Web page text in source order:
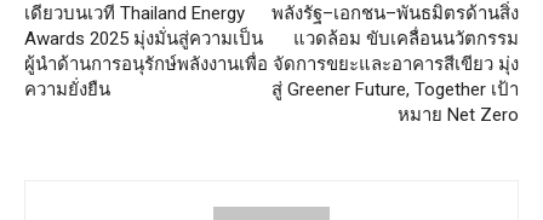
เดียวบนเวที Thailand Energy
Awards 2025 มุ่งมั่นสู่ความเป็น
ผู้นำด้านการอนุรักษ์พลังงานเพื่อ
ความยั่งยืน
พลังรัฐ–เอกชน–พันธมิตรด้านสิ่ง
แวดล้อม ขับเคลื่อนนวัตกรรม
จัดการขยะและอาคารสีเขียว มุ่ง
สู่ Greener Future, Together เป้า
หมาย Net Zero